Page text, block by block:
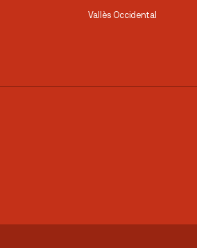
Vallès Occidental